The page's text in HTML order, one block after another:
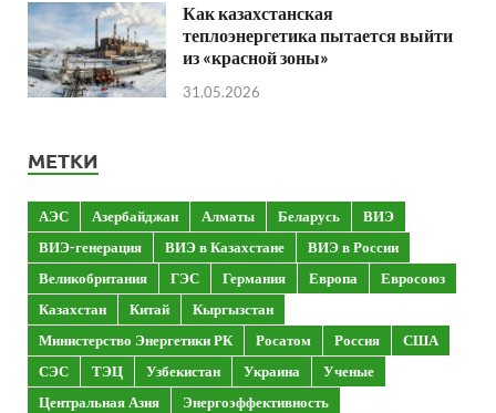
Как казахстанская
теплоэнергетика пытается выйти
из «красной зоны»
31.05.2026
МЕТКИ
АЭС Азербайджан Алматы Беларусь
ВИЭ
ВИЭ-генерация
ВИЭ в Казахстане
ВИЭ в России
Великобритания
ГЭС Германия Европа
Евросоюз
Казахстан
Китай
Кыргызстан
Министерство Энергетики РК
Росатом Россия
США
СЭС
ТЭЦ Узбекистан Украина
Ученые
Центральная Азия
Энергоэффективность